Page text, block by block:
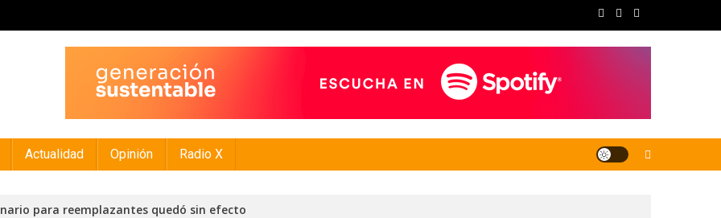
Actualidad Opinión Radio X
para reemplazantes quedó sin efecto